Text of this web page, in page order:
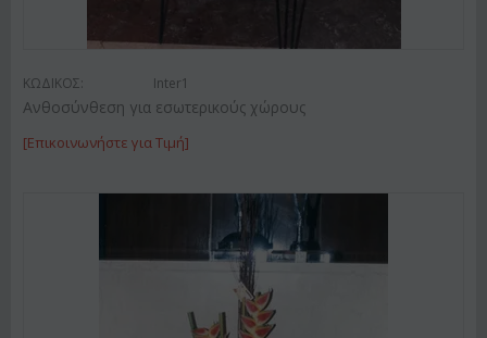
ΚΩΔΙΚΟΣ: Inter1
Ανθοσύνθεση για εσωτερικούς χώρους
[Επικοινωνήστε για Τιμή]